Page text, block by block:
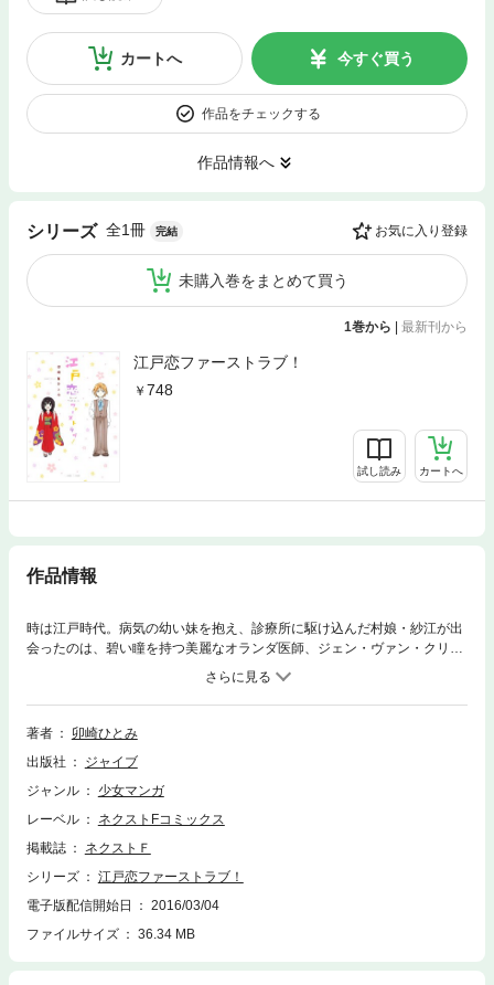
カートへ 今すぐ買う
作品をチェックする
作品情報へ
シリーズ 全1冊 完結 お気に入り登録
未購入巻をまとめて買う
1巻から | 最新刊から
江戸恋ファーストラブ！
748
試し読み カートへ
作品情報
時は江戸時代。病気の幼い妹を抱え、診療所に駆け込んだ村娘・紗江が出
会ったのは、碧い瞳を持つ美麗なオランダ医師、ジェン・ヴァン・クリス
トフ。治療代が払えない紗江は、診療所の広報をすることになってしま
う。 そんなある日、ジェンが城下に
診療に行くと聞いた紗江は、無理を言ってついていくけど…!?これは…初
デート!?お江戸に恋の華が咲く!
著者
卯崎ひとみ
出版社
ジャイブ
ジャンル
少女マンガ
レーベル
ネクストFコミックス
掲載誌
ネクストＦ
シリーズ
江戸恋ファーストラブ！
電子版配信開始日
2016/03/04
ファイルサイズ
36.34 MB